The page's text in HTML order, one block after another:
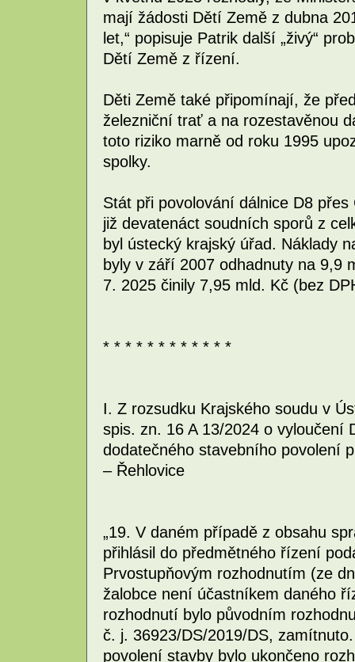
mají žádosti Dětí Země z dubna
let,“ popisuje Patrik další „živý“
Dětí Země z řízení.
Děti Země také připomínají, že
železniční trať a na rozestavěnou
toto riziko marně od roku 1995
spolky.
Stát při povolování dálnice D8
již devatenáct soudních sporů z
byl ústecký krajský úřad. Náklady
byly v září 2007 odhadnuty na 9,9
7. 2025 činily 7,95 mld. Kč (bez
* * * * * * * * * * * *
I. Z rozsudku Krajského soudu v
spis. zn. 16 A 13/2024 o vyloučení
dodatečného stavebního povolení
– Řehlovice
„19. V daném případě z obsahu
přihlásil do předmětného řízení
Prvostupňovým rozhodnutím (ze
žalobce není účastníkem daného
rozhodnutí bylo původním
č. j. 36923/DS/2019/DS,
povolení stavby bylo ukončeno